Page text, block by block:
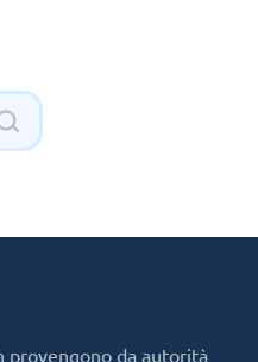
provengono da autorità